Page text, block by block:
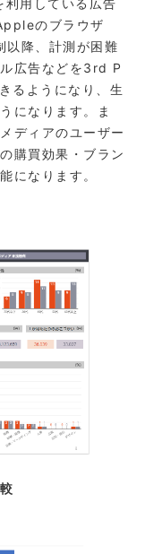
用している広告
のブラウザ
以降、計測が困難
広告などを3rd P
るようになり、生
になります。ま
ディアのユーザー
購買効果・ブラン
になります。